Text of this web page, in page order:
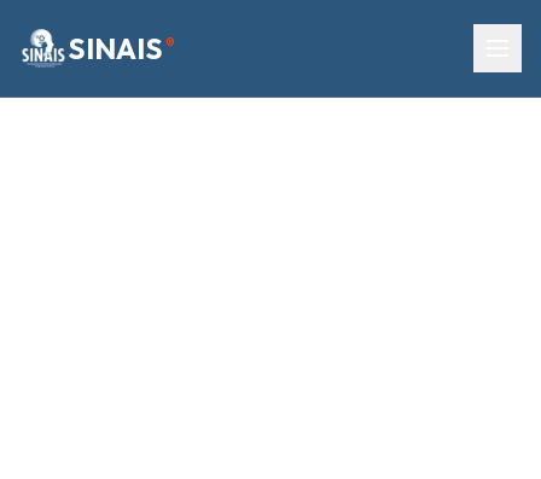
SINAIS ®